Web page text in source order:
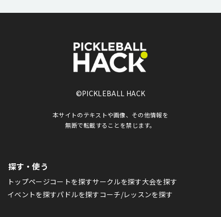
©PICKLEBALL HACK
本サイトのテキストや画像、その他情報を
無断で転載することを禁じます。
探す・使う
トップページコートを探すサークルを探す大会を探す
イベントを探すパドルを探すコーチ/レッスンを探す